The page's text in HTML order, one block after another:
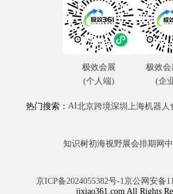
热门搜索： AI北京跨境深圳 上海机器人
知识树初海视野展会排期网
京ICP备2024055382号-1京公网安备
jixiao361.com All Rights
极效会展
(个人端)
极效
(企